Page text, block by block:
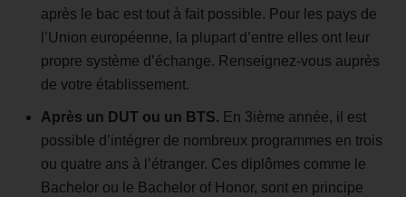
après le bac est tout à fait possible. Pour les pays de
l’Union européenne, la plupart d’entre elles ont leur
propre système d’échange. Renseignez-vous auprès
de votre établissement.
Après un DUT ou un BTS. En 3ième année, il est
possible d’intégrer de nombreux programmes en trois
ou quatre ans à l’étranger. Ces diplômes comme le
Bachelor ou le Bachelor of Honor, sont en principe